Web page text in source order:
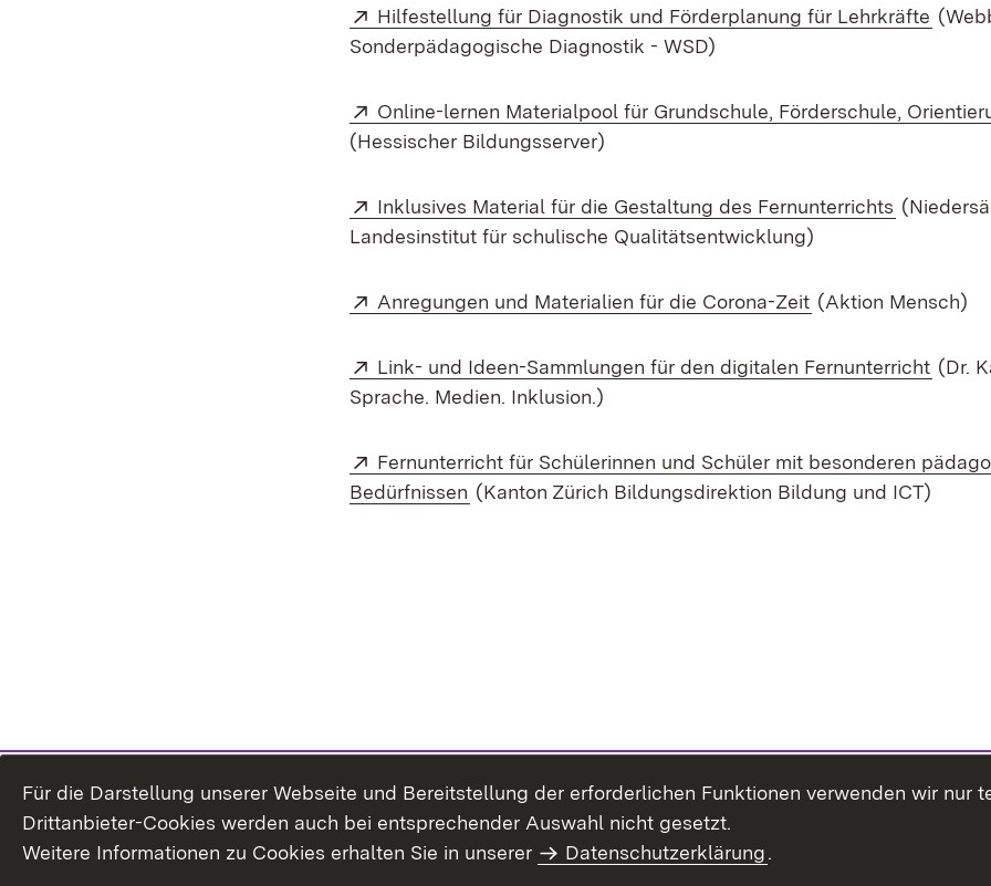
External:
Hilfestellung für Diagnostik und Förderplanung für Lehrkräfte
Sonderpädagogische Diagnostik - WSD)
External:
Online-lernen Materialpool für Grundschule, Förderschule,
(Hessischer Bildungsserver)
External:
Inklusives Material für die Gestaltung des Fernunterrichts (Opens in
Landesinstitut für schulische Qualitätsentwicklung)
External:
Anregungen und Materialien für die Corona-Zeit (Opens in new
(Aktion Mensch)
External:
Link- und Ideen-Sammlungen für den digitalen Fernunterricht (Dr.
Sprache. Medien. Inklusion.)
External:
Fernunterricht für Schülerinnen und Schüler mit besonderen
Bedürfnissen (Opens in new window)
(Kanton Zürich Bildungsdirektion Bildung und ICT)
Für die Darstellung unserer Webseite und Bereitstellung der erforderlichen Funktionen verwenden wir nur
Drittanbieter-Cookies werden auch bei entsprechender Auswahl nicht gesetzt.
Weitere Informationen zu Cookies erhalten Sie in unserer
Datenschutzerklärung.